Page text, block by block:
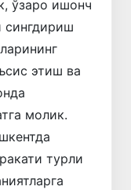
ўзаро ишонч
сингдириш
этиш ва
молик.
турли